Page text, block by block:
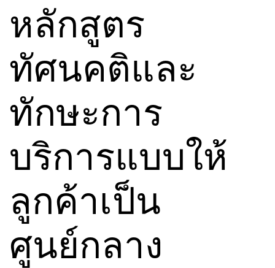
หลักสูตร
ทัศนคติและ
ทักษะการ
บริการแบบให้
ลูกค้าเป็น
ศูนย์กลาง